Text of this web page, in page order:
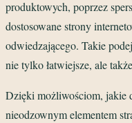
produktowych, poprzez
dostosowane strony
odwiedzającego. Takie
nie tylko łatwiejsze, ale
Dzięki możliwościom, jakie
nieodzownym elementem